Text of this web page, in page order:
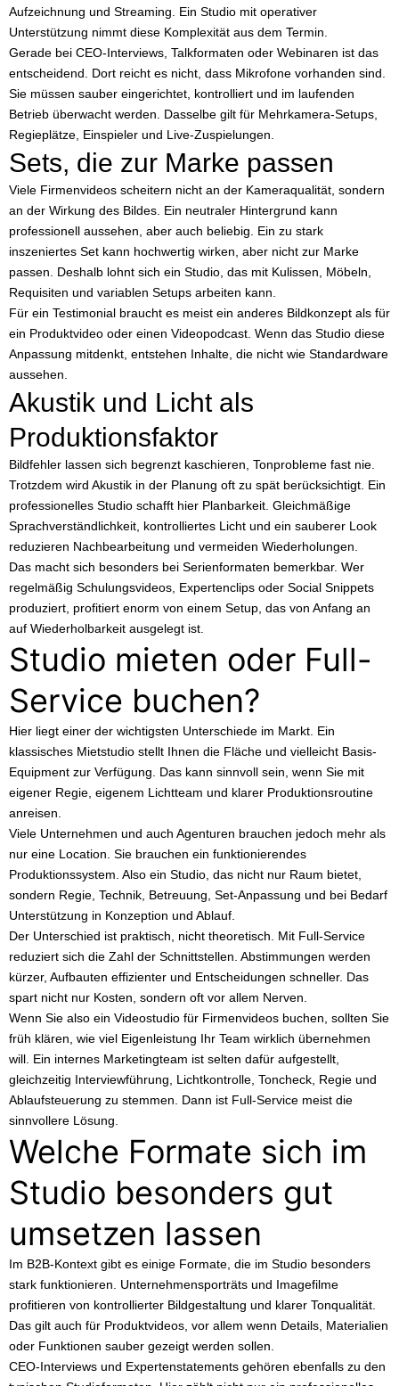
Aufzeichnung und Streaming. Ein Studio mit operativer
Unterstützung nimmt diese Komplexität aus dem Termin.
Gerade bei CEO-Interviews, Talkformaten oder Webinaren ist das
entscheidend. Dort reicht es nicht, dass Mikrofone vorhanden sind.
Sie müssen sauber eingerichtet, kontrolliert und im laufenden
Betrieb überwacht werden. Dasselbe gilt für Mehrkamera-Setups,
Regieplätze, Einspieler und Live-Zuspielungen.
Sets, die zur Marke passen
Viele Firmenvideos scheitern nicht an der Kameraqualität, sondern
an der Wirkung des Bildes. Ein neutraler Hintergrund kann
professionell aussehen, aber auch beliebig. Ein zu stark
inszeniertes Set kann hochwertig wirken, aber nicht zur Marke
passen. Deshalb lohnt sich ein Studio, das mit Kulissen, Möbeln,
Requisiten und variablen Setups arbeiten kann.
Für ein Testimonial braucht es meist ein anderes Bildkonzept als für
ein Produktvideo oder einen Videopodcast. Wenn das Studio diese
Anpassung mitdenkt, entstehen Inhalte, die nicht wie Standardware
aussehen.
Akustik und Licht als
Produktionsfaktor
Bildfehler lassen sich begrenzt kaschieren, Tonprobleme fast nie.
Trotzdem wird Akustik in der Planung oft zu spät berücksichtigt. Ein
professionelles Studio schafft hier Planbarkeit. Gleichmäßige
Sprachverständlichkeit, kontrolliertes Licht und ein sauberer Look
reduzieren Nachbearbeitung und vermeiden Wiederholungen.
Das macht sich besonders bei Serienformaten bemerkbar. Wer
regelmäßig Schulungsvideos, Expertenclips oder Social Snippets
produziert, profitiert enorm von einem Setup, das von Anfang an
auf Wiederholbarkeit ausgelegt ist.
Studio mieten oder Full-
Service buchen?
Hier liegt einer der wichtigsten Unterschiede im Markt. Ein
klassisches Mietstudio stellt Ihnen die Fläche und vielleicht Basis-
Equipment zur Verfügung. Das kann sinnvoll sein, wenn Sie mit
eigener Regie, eigenem Lichtteam und klarer Produktionsroutine
anreisen.
Viele Unternehmen und auch Agenturen brauchen jedoch mehr als
nur eine Location . Sie brauchen ein funktionierendes
Produktionssystem. Also ein Studio, das nicht nur Raum bietet,
sondern Regie, Technik, Betreuung, Set-Anpassung und bei Bedarf
Unterstützung in Konzeption und Ablauf.
Der Unterschied ist praktisch, nicht theoretisch. Mit Full-Service
reduziert sich die Zahl der Schnittstellen. Abstimmungen werden
kürzer, Aufbauten effizienter und Entscheidungen schneller. Das
spart nicht nur Kosten, sondern oft vor allem Nerven.
Wenn Sie also ein Videostudio für Firmenvideos buchen, sollten Sie
früh klären, wie viel Eigenleistung Ihr Team wirklich übernehmen
will. Ein internes Marketingteam ist selten dafür aufgestellt,
gleichzeitig Interviewführung, Lichtkontrolle, Toncheck, Regie und
Ablaufsteuerung zu stemmen. Dann ist Full-Service meist die
sinnvollere Lösung.
Welche Formate sich im
Studio besonders gut
umsetzen lassen
Im B2B-Kontext gibt es einige Formate, die im Studio besonders
stark funktionieren. Unternehmensporträts und Imagefilme
profitieren von kontrollierter Bildgestaltung und klarer Tonqualität.
Das gilt auch für Produktvideos, vor allem wenn Details, Materialien
oder Funktionen sauber gezeigt werden sollen.
CEO-Interviews und Expertenstatements gehören ebenfalls zu den